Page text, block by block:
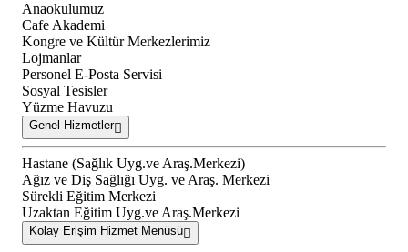
Anaokulumuz
Cafe Akademi
Kongre ve Kültür Merkezlerimiz
Lojmanlar
Personel E-Posta Servisi
Sosyal Tesisler
Yüzme Havuzu
Genel Hizmetler
Hastane (Sağlık Uyg.ve Araş.Merkezi)
Ağız ve Diş Sağlığı Uyg. ve Araş. Merkezi
Sürekli Eğitim Merkezi
Uzaktan Eğitim Uyg.ve Araş.Merkezi
Kolay Erişim Hizmet Menüsü